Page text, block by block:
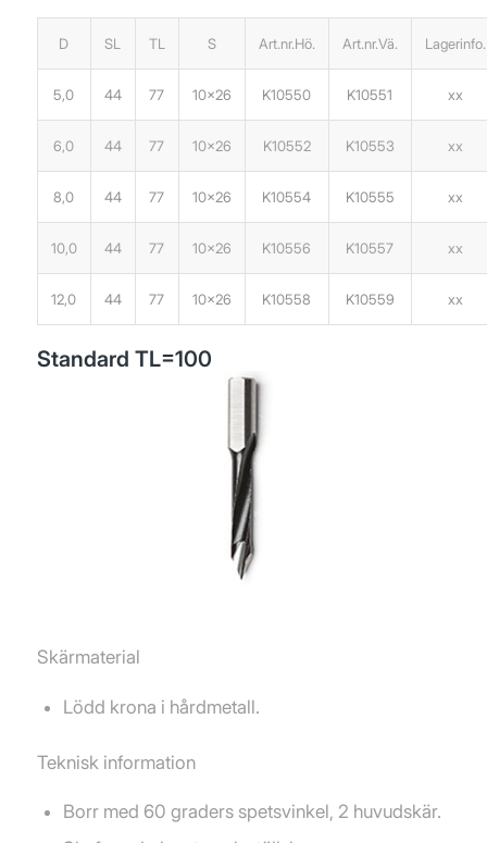
D SL TL S Art.nr.Hö. Art.nr.Vä. Lagerinfo.
5,0 44 77 10×26 K10550 K10551 xx
6,0 44 77 10×26 K10552 K10553 xx
8,0 44 77 10×26 K10554 K10555 xx
10,0 44 77 10×26 K10556 K10557 xx
12,0 44 77 10×26 K10558 K10559 xx
Standard TL=100
Skärmaterial
Lödd krona i hårdmetall.
Teknisk information
Borr med 60 graders spetsvinkel, 2 huvudskär.